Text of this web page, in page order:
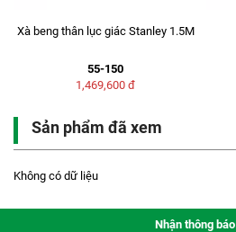
Xà beng thân lục giác Stanley 1.5M
55-150
1,469,600 đ
Sản phẩm đã xem
Không có dữ liệu
Nhận thông báo